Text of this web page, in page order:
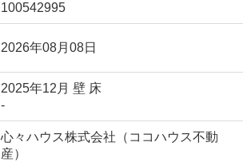
100542995
2026年08月08日
2025年12月 壁 床
-
心々ハウス株式会社（ココハウス不動
産）